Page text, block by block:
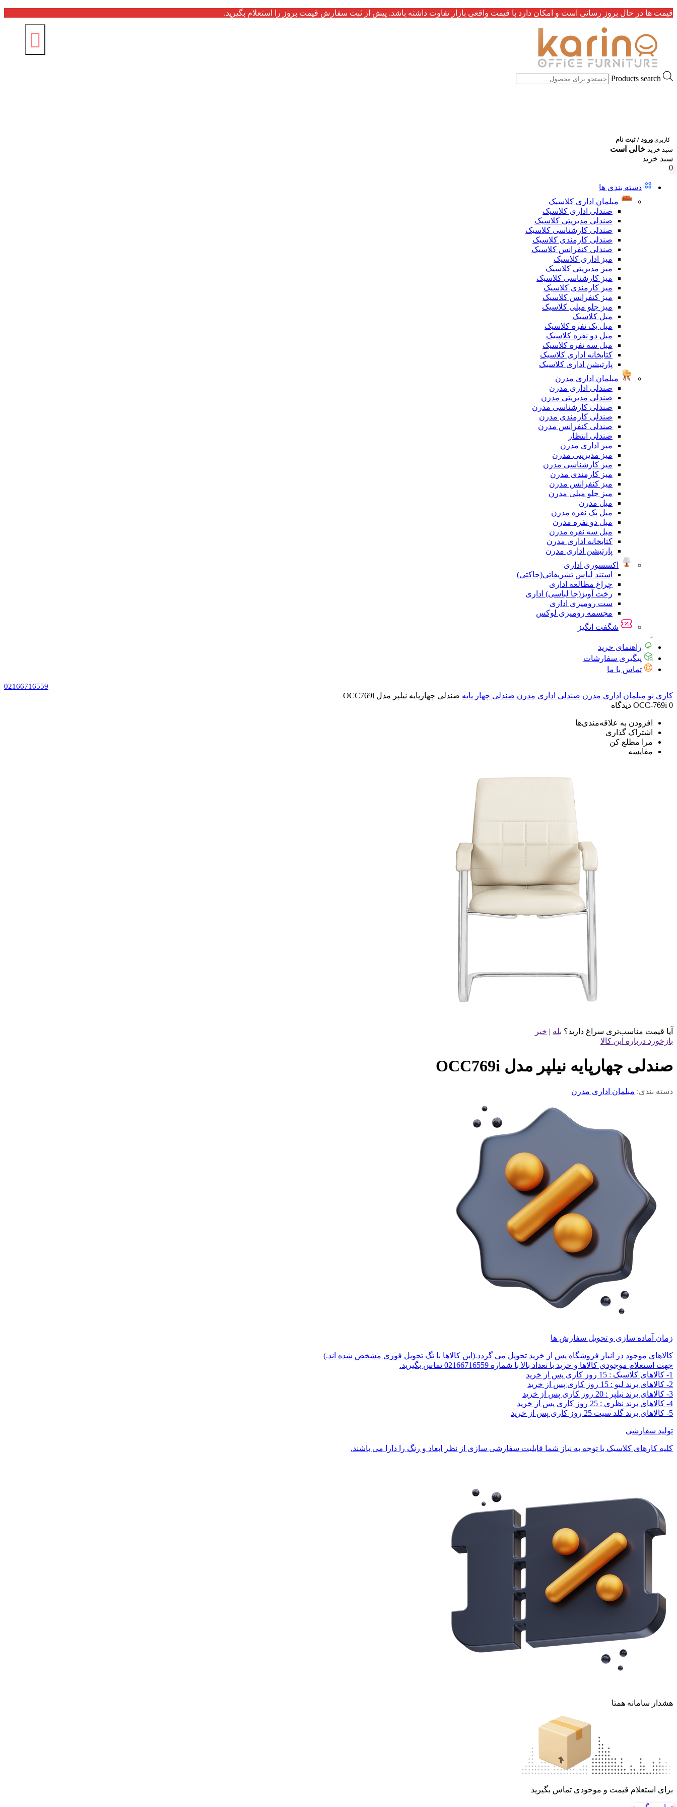
قیمت ها در حال بروز رسانی است و امکان دارد با قیمت واقعی بازار تفاوت داشته باشد. پیش از ثبت سفارش قیمت بروز را استعلام بگیرید.
Products search
کاربری ورود / ثبت نام
سبد خرید خالی است
سبد خرید
0
دسته بندی ها
مبلمان اداری کلاسیک
صندلی اداری کلاسیک
صندلی مدیریتی کلاسیک
صندلی کارشناسی کلاسیک
صندلی کارمندی کلاسیک
صندلی کنفرانس کلاسیک
میز اداری کلاسیک
میز مدیریتی کلاسیک
میز کارشناسی کلاسیک
میز کارمندی کلاسیک
میز کنفرانس کلاسیک
میز جلو مبلی کلاسیک
مبل کلاسیک
مبل یک نفره کلاسیک
مبل دو نفره کلاسیک
مبل سه نفره کلاسیک
کتابخانه اداری کلاسیک
پارتیشن اداری کلاسیک
مبلمان اداری مدرن
صندلی اداری مدرن
صندلی مدیریتی مدرن
صندلی کارشناسی مدرن
صندلی کارمندی مدرن
صندلی کنفرانس مدرن
صندلی انتظار
میز اداری مدرن
میز مدیریتی مدرن
میز کارشناسی مدرن
میز کارمندی مدرن
میز کنفرانس مدرن
میز جلو مبلی مدرن
مبل مدرن
مبل یک نفره مدرن
مبل دو نفره مدرن
مبل سه نفره مدرن
کتابخانه اداری مدرن
پارتیشن اداری مدرن
اکسسوری اداری
استند لباس تشریفاتی(جاکتی)
چراغ مطالعه اداری
رخت آویز(جا لباسی) اداری
ست رومیزی اداری
مجسمه رومیزی لوکس
شگفت انگیز
راهنمای خرید
پیگیری سفارشات
تماس با ما
02166716559
کاری نو مبلمان اداری مدرن صندلی اداری مدرن صندلی چهار پایه صندلی چهارپایه نیلپر مدل OCC769i
OCC-769i 0 دیدگاه
افزودن به علاقه‌مندی‌ها
اشتراک گذاری
مرا مطلع کن
مقایسه
آیا قیمت مناسب‌تری سراغ دارید؟ بله | خیر
بازخورد درباره این کالا
صندلی چهارپایه نیلپر مدل OCC769i
دسته بندی: مبلمان اداری مدرن
زمان آماده سازی و تحویل سفارش ها
کالاهای موجود در انبار فروشگاه پس از خرید تحویل می گردد.(این کالاها با تگ تحویل فوری مشخص شده اند.)
جهت استعلام موجودی کالاها و خرید با تعداد بالا با شماره 02166716559 تماس بگیرید.
1- کالاهای کلاسیک : 15 روز کاری پس از خرید
2- کالاهای برند لیو : 15 روز کاری پس از خرید
3- کالاهای برند نیلپر : 20 روز کاری پس از خرید
4- کالاهای برند نظری : 25 روز کاری پس از خرید
5- کالاهای برند گلد سیت 25 روز کاری پس از خرید
تولید سفارشی
کلیه کارهای کلاسیک با توجه به نیاز شما قابلیت سفارشی سازی از نظر ابعاد و رنگ را دارا می باشند.
هشدار سامانه همتا
برای استعلام قیمت و موجودی تماس بگیرید